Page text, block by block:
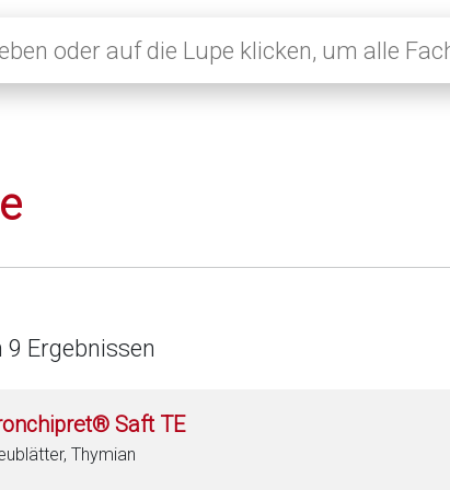
9 Ergebnissen
Saft TE
Thymian